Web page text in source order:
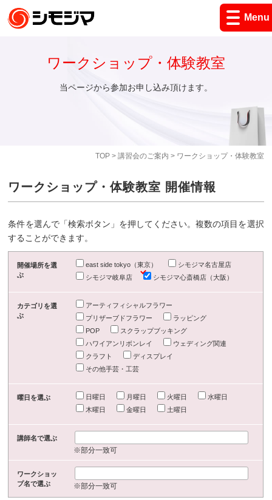
Menu
TOP> 講習会のご案内 > ワークショップ・体験教室
ワークショップ・体験教室
当ページから参加お申し込み頂けます。
ワークショップ・体験教室 開催情報
条件を選んで「検索ボタン」を押してください。複数の項目を選択
することができます。
開催場所を選
ぶ
east side tokyo（東京）
シモジマ名古屋店
シモジマ岐阜店
シモジマ心斎橋店（大阪）
カテゴリを選
ぶ
アーティフィシャルフラワー
プリザーブドフラワー
ラッピング
POP
スクラップブッキング
ハワイアンリボンレイ
ウェディング関連
クラフト
ディスプレイ
その他手芸・工芸
曜日を選ぶ 日曜日 月曜日 火曜日
水曜日
木曜日
金曜日 土曜日
講師名で選ぶ
※部分一致可
ワークショッ
プ名で選ぶ
※部分一致可